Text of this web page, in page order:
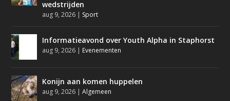
wedstrijden
aug 9, 2026 | Sport
Informatieavond over Youth Alpha in Staphorst
aug 9, 2026 | Evenementen
Konijn aan komen huppelen
aug 9, 2026 |Algemeen